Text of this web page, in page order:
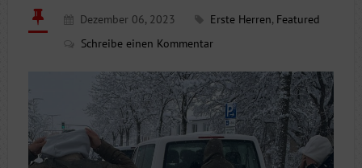
Dezember 06, 2023 Erste Herren, Featured
Schreibe einen Kommentar